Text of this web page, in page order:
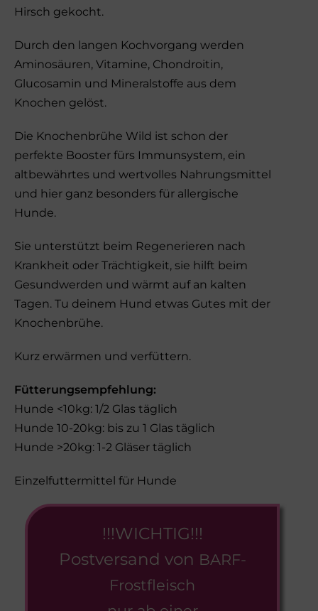
!!!WICHTIG!!!
Postversand von BARF-
Frostfleisch
Hirsch gekocht.
Durch den langen Kochvorgang werden
Aminosäuren, Vitamine, Chondroitin,
Glucosamin und Mineralstoffe aus dem
Knochen gelöst.
Die Knochenbrühe Wild ist schon der
perfekte Booster fürs Immunsystem, ein
altbewährtes und wertvolles Nahrungsmittel
und hier ganz besonders für allergische
Hunde.
Sie unterstützt beim Regenerieren nach
Krankheit oder Trächtigkeit, sie hilft beim
Gesundwerden und wärmt auf an kalten
Tagen. Tu deinem Hund etwas Gutes mit der
Knochenbrühe.
Kurz erwärmen und verfüttern.
Fütterungsempfehlung:
Hunde <10kg: 1/2 Glas täglich
Hunde 10-20kg: bis zu 1 Glas täglich
Hunde >20kg: 1-2 Gläser täglich
Einzelfuttermittel für Hunde